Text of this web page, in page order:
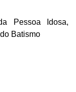
Pessoa Idosa,
Batismo